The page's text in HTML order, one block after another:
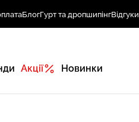
БлогГурт та дропшипінгВідгуки
Акції Новинки